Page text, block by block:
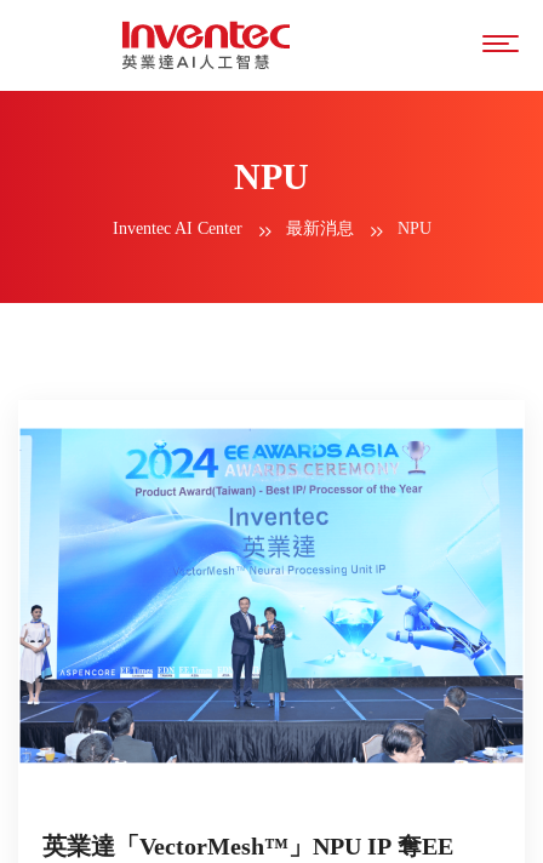
NPU
Inventec AI Center 最新消息 NPU
英業達「VectorMesh™」NPU IP 奪EE